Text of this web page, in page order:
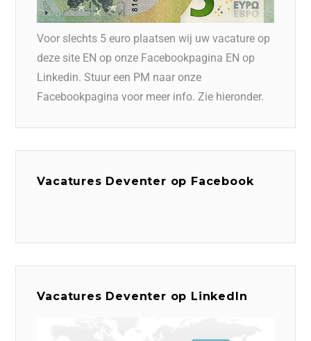
Voor slechts 5 euro plaatsen wij uw vacature op
deze site EN op onze Facebookpagina EN op
Linkedin. Stuur een PM naar onze
Facebookpagina voor meer info. Zie hieronder.
Vacatures Deventer op Facebook
Vacatures Deventer op LinkedIn